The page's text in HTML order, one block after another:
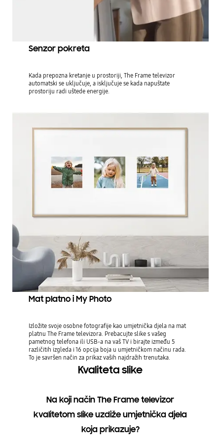
Senzor pokreta
Kada prepozna kretanje u prostoriji, The Frame televizor
automatski se uključuje, a isključuje se kada napuštate
prostoriju radi uštede energije.
Mat platno i My Photo
Izložite svoje osobne fotografije kao umjetnička djela na mat
platnu The Frame televizora. Prebacujte slike s vašeg
pametnog telefona ili USB-a na vaš TV i birajte između 5
različitih izgleda i 16 opcija boja u umjetničkom načinu rada.
To je savršen način za prikaz vaših najdražih trenutaka.
Kvaliteta slike
Na koji način The Frame televizor
kvalitetom slike uzdiže umjetnička djela
koja prikazuje?